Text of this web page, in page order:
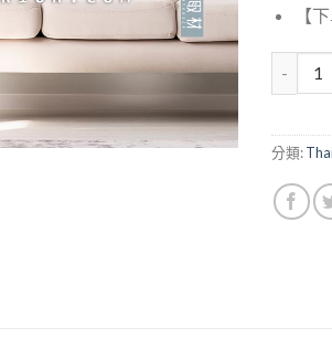
【
分類: